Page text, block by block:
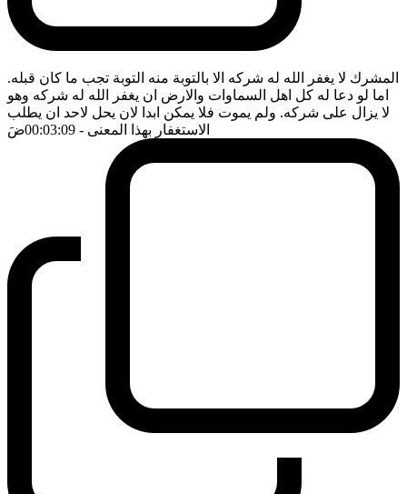
المشرك لا يغفر الله له شركه الا بالتوبة منه التوبة تجب ما كان قبله.
اما لو دعا له كل اهل السماوات والارض ان يغفر الله له شركه وهو
لا يزال على شركه. ولم يموت فلا يمكن ابدا لان يحل لاحد ان يطلب
الاستغفار بهذا المعنى - 00:03:09 ضَ